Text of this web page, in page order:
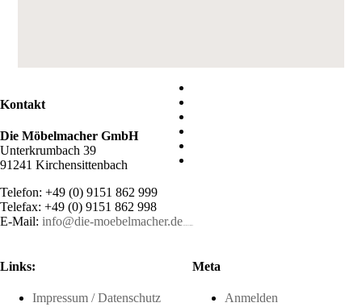
Kontakt
Die Möbelmacher GmbH
Unterkrumbach 39
91241 Kirchensittenbach
Telefon: +49 (0) 9151 862 999
Telefax: +49 (0) 9151 862 998
E-Mail: info@die-moebelmacher.de
Links:
Impressum / Datenschutz
Meta
Anmelden